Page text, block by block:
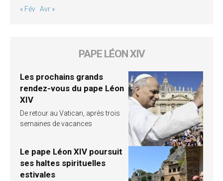
« Fév Avr »
PAPE LÉON XIV
Les prochains grands
rendez-vous du pape Léon
XIV
De retour au Vatican, après trois
semaines de vacances
Le pape Léon XIV poursuit
ses haltes spirituelles
estivales